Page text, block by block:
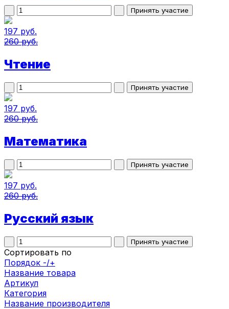
197 руб.
260 руб.
Чтение
197 руб.
260 руб.
Математика
197 руб.
260 руб.
Русский язык
Сортировать по
Порядок -/+
Название товара
Артикул
Категория
Название производителя